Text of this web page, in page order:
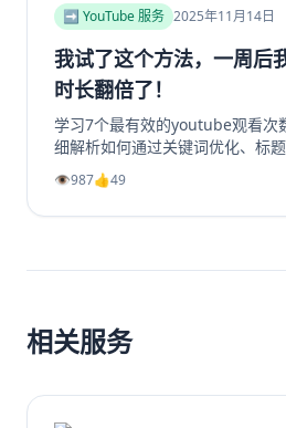
得更多Instagram帖子点赞，这篇
南都将为你指明方向，让你的Ins
量磁石。
➡️ YouTube 服务 2025年11月14日
我试了这个方法，一周后
时长翻倍了！
学习7个最有效的youtube观看次
细解析如何通过关键词优化、标
长、利用Shorts引流及社群运营
你的YouTube视频播放量、
看时长。无论新手或老手，都能
👁️987👍49
相关服务